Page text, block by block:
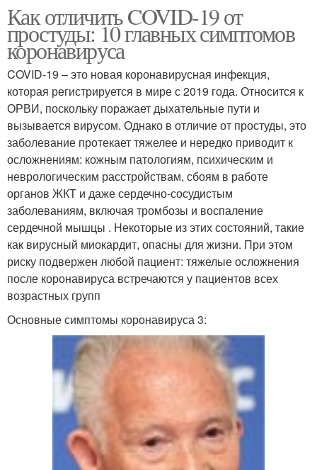
Как отличить COVID-19 от
простуды: 10 главных симптомов
коронавируса
COVID-19 – это новая коронавирусная инфекция,
которая регистрируется в мире с 2019 года. Относится к
ОРВИ, поскольку поражает дыхательные пути и
вызывается вирусом. Однако в отличие от простуды, это
заболевание протекает тяжелее и нередко приводит к
осложнениям: кожным патологиям, психическим и
неврологическим расстройствам, сбоям в работе
органов ЖКТ и даже сердечно-сосудистым
заболеваниям, включая тромбозы и воспаление
сердечной мышцы . Некоторые из этих состояний, такие
как вирусный миокардит, опасны для жизни. При этом
риску подвержен любой пациент: тяжелые осложнения
после коронавируса встречаются у пациентов всех
возрастных групп
Основные симптомы коронавируса 3: